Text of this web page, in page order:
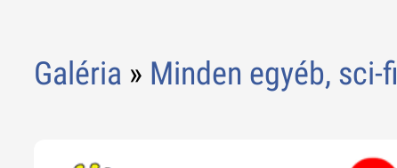
Galéria » Minden egyéb, sci-fi